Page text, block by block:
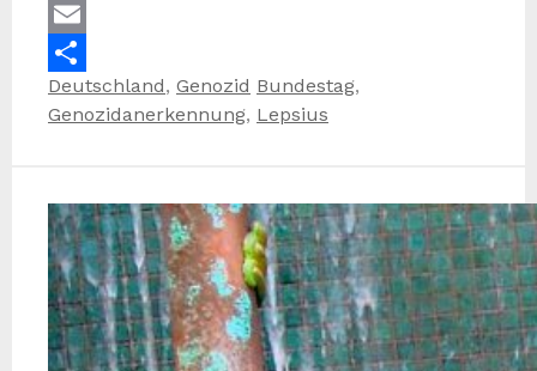
WhatsApp
Email
Teilen
Kategorien
Deutschland, Genozid Schlagwörter
Bundestag,
Genozidanerkennung, Lepsius